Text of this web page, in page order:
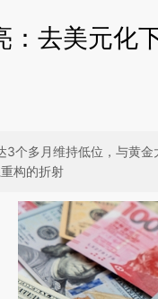
：去美元
3个多月维持低位，与黄
构的折射